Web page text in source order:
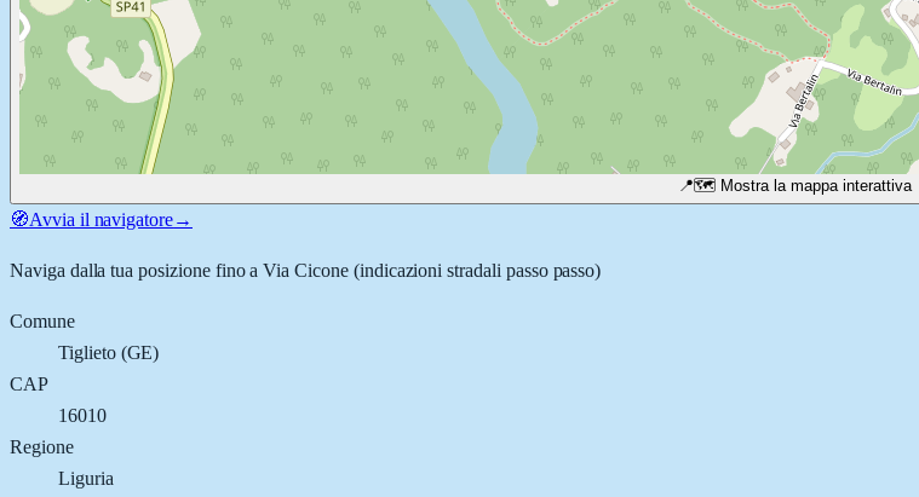
📍🗺️ Mostra la mappa interattiva
🧭Avvia il navigatore→
Naviga dalla tua posizione fino aVia Cicone(indicazioni stradali passo passo)
Comune
Tiglieto(GE)
CAP
16010
Regione
Liguria